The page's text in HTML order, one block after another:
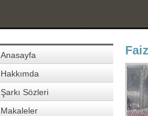
Anasayfa
Hakkımda
Şarkı Sözleri
Makaleler